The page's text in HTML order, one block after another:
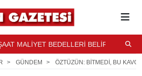
MALİYET BEDELLERİ BELİRLENDİ
GÜNDEM ÖZTÜZÜN: BİTMEDİ, BU